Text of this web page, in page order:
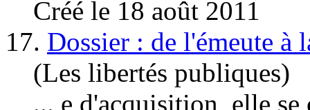
Créé le 18 août 2011
17. Dossier : de l'émeute à
(Les libertés publiques)
... e d'acquisition, elle